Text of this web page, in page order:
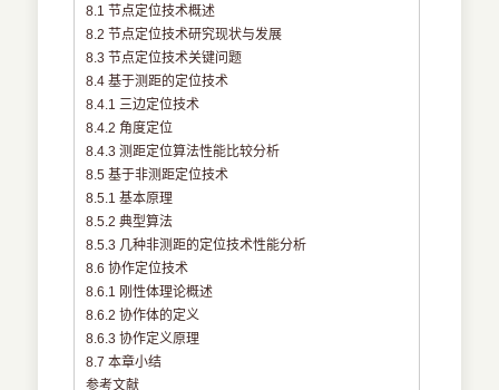
8.1 节点定位技术概述
8.2 节点定位技术研究现状与发展
8.3 节点定位技术关键问题
8.4 基于测距的定位技术
8.4.1 三边定位技术
8.4.2 角度定位
8.4.3 测距定位算法性能比较分析
8.5 基于非测距定位技术
8.5.1 基本原理
8.5.2 典型算法
8.5.3 几种非测距的定位技术性能分析
8.6 协作定位技术
8.6.1 刚性体理论概述
8.6.2 协作体的定义
8.6.3 协作定义原理
8.7 本章小结
参考文献